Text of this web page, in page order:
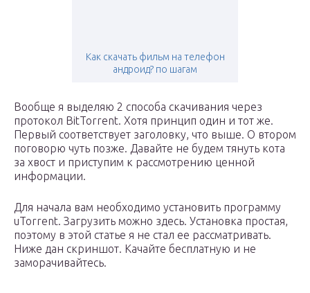
Как скачать фильм на телефон
андроид? по шагам
Вообще я выделяю 2 способа скачивания через
протокол BitTorrent. Хотя принцип один и тот же.
Первый соответствует заголовку, что выше. О втором
поговорю чуть позже. Давайте не будем тянуть кота
за хвост и приступим к рассмотрению ценной
информации.
Для начала вам необходимо установить программу
uTorrent. Загрузить можно здесь. Установка простая,
поэтому в этой статье я не стал ее рассматривать.
Ниже дан скриншот. Качайте бесплатную и не
заморачивайтесь.